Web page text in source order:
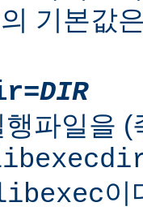
의 기본값
DIR
행파일을
이